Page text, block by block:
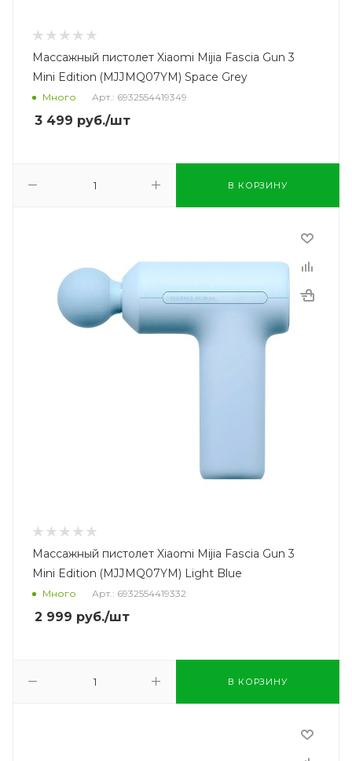
Массажный пистолет Xiaomi Mijia Fascia Gun 3
Mini Edition (MJJMQ07YM) Space Grey
Много Арт.: 6932554419349
3 499 руб./шт
В КОРЗИНУ
Массажный пистолет Xiaomi Mijia Fascia Gun 3
Mini Edition (MJJMQ07YM) Light Blue
Много Арт.: 6932554419332
2 999 руб./шт
В КОРЗИНУ